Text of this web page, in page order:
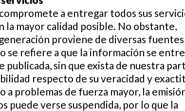
a entregar todos sus
la mayor calidad posible. No obstante,
proviene de diversas
se refiere a que la información se
publicada, sin que exista de nuestra
respecto de su veracidad y
a problemas de fuerza mayor, la
puede verse suspendida, por lo que la